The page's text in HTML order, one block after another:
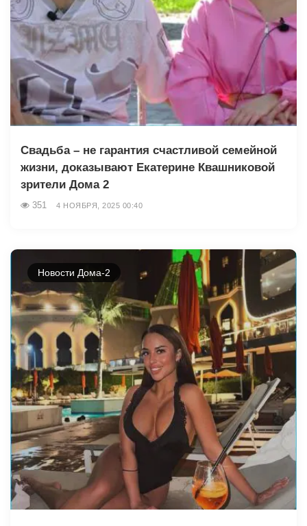
Свадьба – не гарантия счастливой семейной
жизни, доказывают Екатерине Квашниковой
зрители Дома 2
351 4 НОЯБРЯ, 2025 00:40
Новости Дома-2